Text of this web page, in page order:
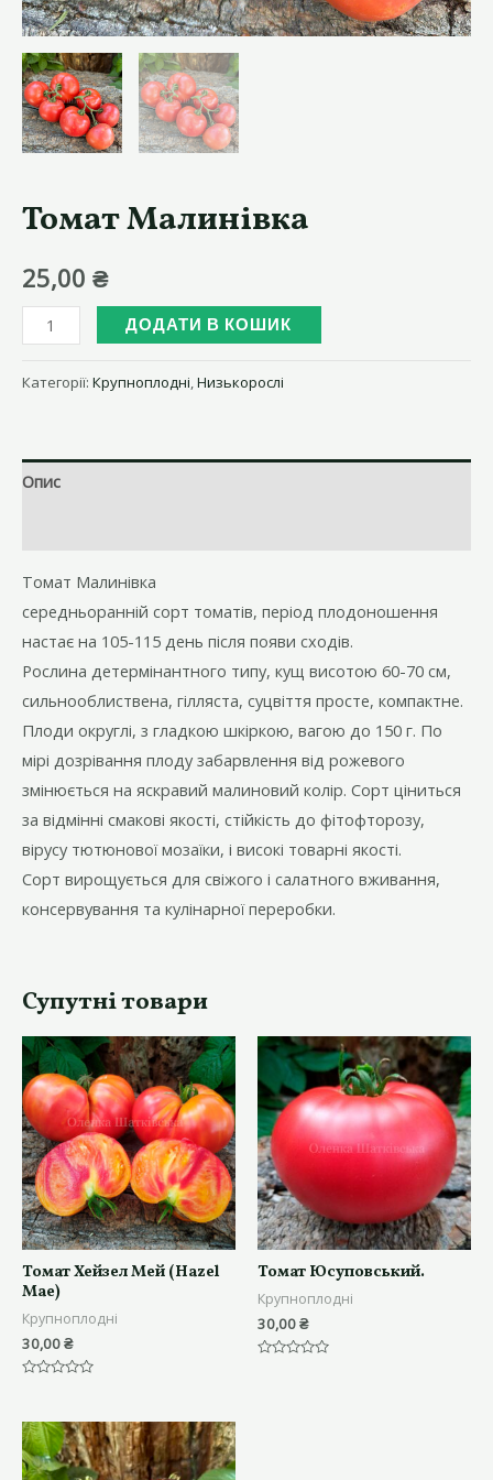
Томат Малинівка
25,00 ₴
Томат
Малинівка
кількість
ДОДАТИ В КОШИК
Категорії: Крупноплодні,Низькорослі
Опис
Томат Малинівка
середньоранній сорт томатів, період плодоношення
настає на 105-115 день після появи сходів.
Рослина детермінантного типу, кущ висотою 60-70 см,
сильнооблиствена, гілляста, суцвіття просте, компактне.
Плоди округлі, з гладкою шкіркою, вагою до 150 г. По
мірі дозрівання плоду забарвлення від рожевого
змінюється на яскравий малиновий колір. Сорт ціниться
за відмінні смакові якості, стійкість до фітофторозу,
вірусу тютюнової мозаїки, і високі товарні якості.
Сорт вирощується для свіжого і салатного вживання,
консервування та кулінарної переробки.
Супутні товари
Томат Хейзел Мей (Hazel
Mae)
Крупноплодні
30,00₴
з
5
Томат Юсуповський.
Крупноплодні
30,00₴